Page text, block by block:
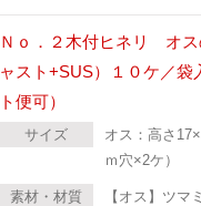
Ｎｏ．２木付ヒネリ オス
ャスト+SUS）１０ケ／袋
ト便可）
サイズ
オス：高さ
ｍ穴×2ケ）
素材・材質
【オス】ツマ